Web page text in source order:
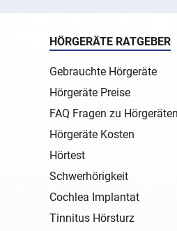
HÖRGERÄTE RATGEBER
Gebrauchte Hörgeräte
Hörgeräte Preise
FAQ Fragen zu Hörgeräten
Hörgeräte Kosten
Hörtest
Schwerhörigkeit
Cochlea Implantat
Tinnitus Hörsturz